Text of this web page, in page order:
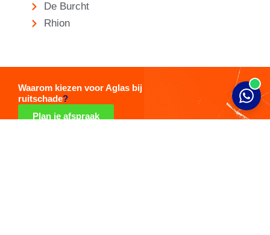
De Burcht
Rhion
Waarom kiezen voor Aglas bij
ruitschade?
Plan je afspraak